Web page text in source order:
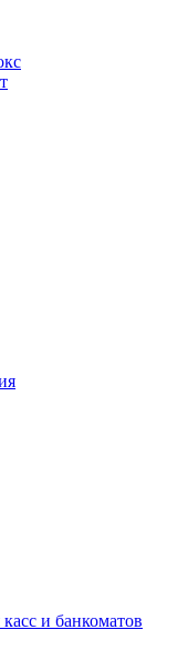
и банкоматов